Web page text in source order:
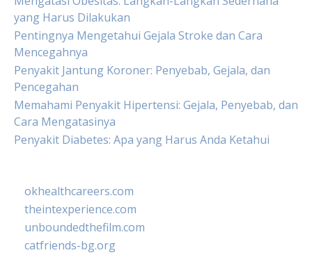
yang Harus Dilakukan
Pentingnya Mengetahui Gejala Stroke dan Cara
Mencegahnya
Penyakit Jantung Koroner: Penyebab, Gejala, dan
Pencegahan
Memahami Penyakit Hipertensi: Gejala, Penyebab, dan
Cara Mengatasinya
Penyakit Diabetes: Apa yang Harus Anda Ketahui
okhealthcareers.com
theintexperience.com
unboundedthefilm.com
catfriends-bg.org